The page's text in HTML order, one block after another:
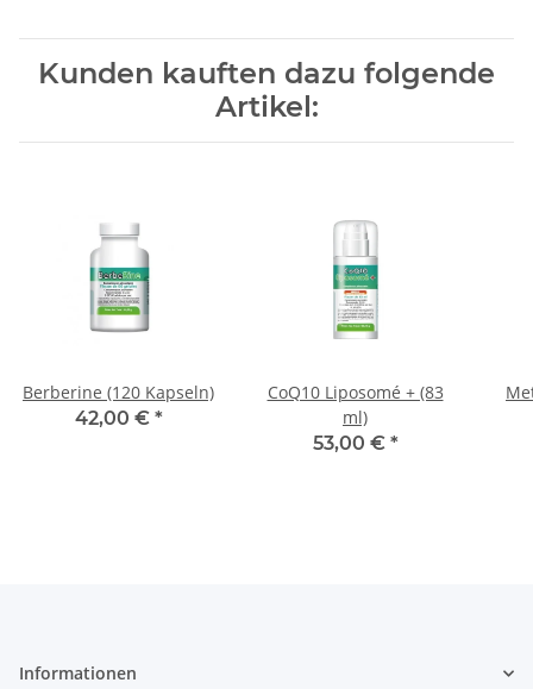
Kunden kauften dazu folgende
Artikel:
Berberine (120 Kapseln)
42,00 € *
CoQ10 Liposomé + (83
ml)
53,00 € *
Informationen